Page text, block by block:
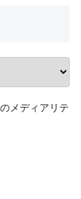
メディアリテ